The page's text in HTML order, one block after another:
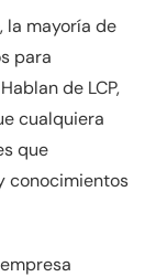
la mayoría de
para
de LCP,
cualquiera
que
conocimientos